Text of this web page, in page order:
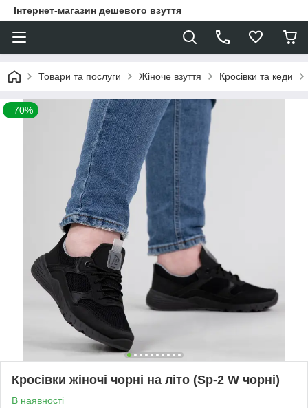
Інтернет-магазин дешевого взуття
Товари та послуги Жіноче взуття Кросівки та кеди
–70%
Кросівки жіночі чорні на літо (Sp-2 W чорні)
В наявності